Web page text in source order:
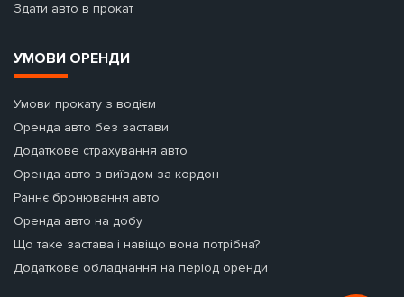
Здати авто в прокат
УМОВИ ОРЕНДИ
Умови прокату з водієм
Оренда авто без застави
Додаткове страхування авто
Оренда авто з виїздом за кордон
Раннє бронювання авто
Оренда авто на добу
Що таке застава і навіщо вона потрібна?
Додаткове обладнання на період оренди